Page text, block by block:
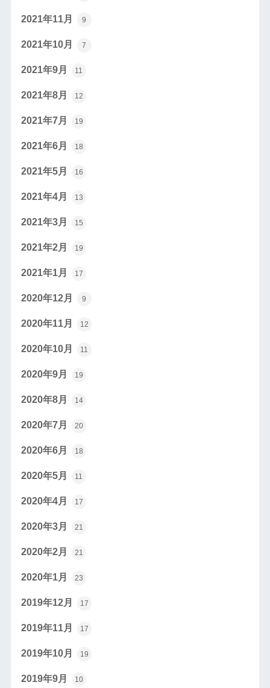
2021年11月 9
2021年10月 7
2021年9月 11
2021年8月 12
2021年7月 19
2021年6月 18
2021年5月 16
2021年4月 13
2021年3月 15
2021年2月 19
2021年1月 17
2020年12月 9
2020年11月 12
2020年10月 11
2020年9月 19
2020年8月 14
2020年7月 20
2020年6月 18
2020年5月 11
2020年4月 17
2020年3月 21
2020年2月 21
2020年1月 23
2019年12月 17
2019年11月 17
2019年10月 19
2019年9月 10